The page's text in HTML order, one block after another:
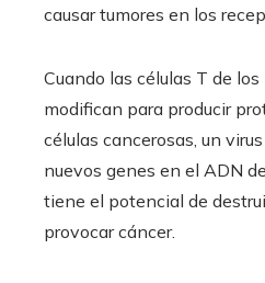
causar tumores en los
Cuando las células T de
modifican para producir
células cancerosas, un
nuevos genes en el ADN
tiene el potencial de
provocar cáncer.